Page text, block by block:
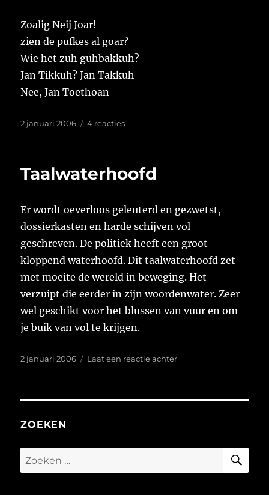
Zoalig Neij Joar!
zien de pufkes al goar?
Wie het zuh guhbakkuh?
Jan Tikkuh? Jan Takkuh
Nee, Jan Toethoan
Geplaatst
2 januari 2006 4 reactiesop
Taalwaterhoofd
Er wordt oeverloos geleuterd en gezwetst,
dossierkasten en harde schijven vol
geschreven. De politiek heeft een groot
kloppend waterhoofd. Dit taalwaterhoofd zet
met moeite de wereld in beweging. Het
verzuipt die eerder in zijn woordenwater. Zeer
wel geschikt voor het blussen van vuur en om
je buik van vol te krijgen.
Geplaatst
2 januari 2006 Laat een reactie achterop
ZOEKEN
Zoeken
naar: